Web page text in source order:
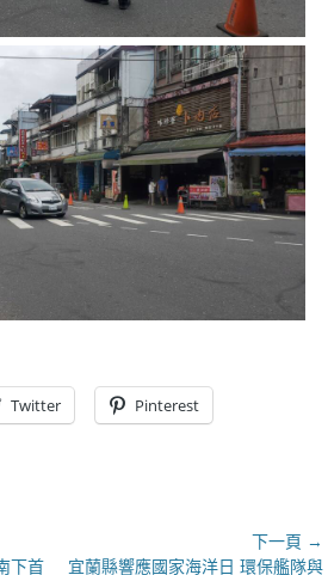
Twitter Pinterest
下首
下一頁 →
下
宜蘭縣響應國家海洋日 環保艦隊與